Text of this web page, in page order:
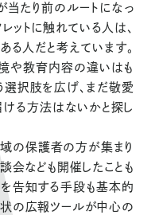
当たり前のルートになっ
ットに触れている人は、
人だと考えています。
や教育内容の違いはも
選択肢を広げ、まだ敬愛
る方法はないかと探し
の保護者の方が集まり
会なども開催したことも
を告知する手段も基本的
状の広報ツールが中心の